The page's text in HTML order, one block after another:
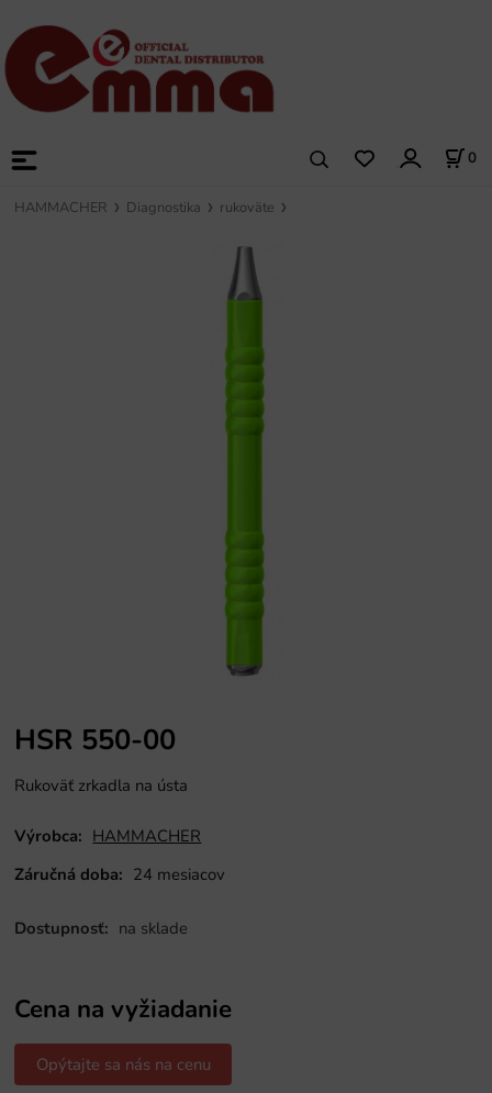
0
HAMMACHER Diagnostika rukoväte
HSR 550-00
Rukoväť zrkadla na ústa
Výrobca: HAMMACHER
Záručná doba: 24 mesiacov
Dostupnosť: na sklade
Cena na vyžiadanie
Opýtajte sa nás na cenu